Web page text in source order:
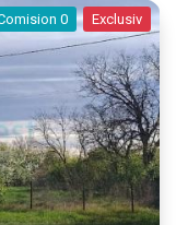
0 Exclusiv